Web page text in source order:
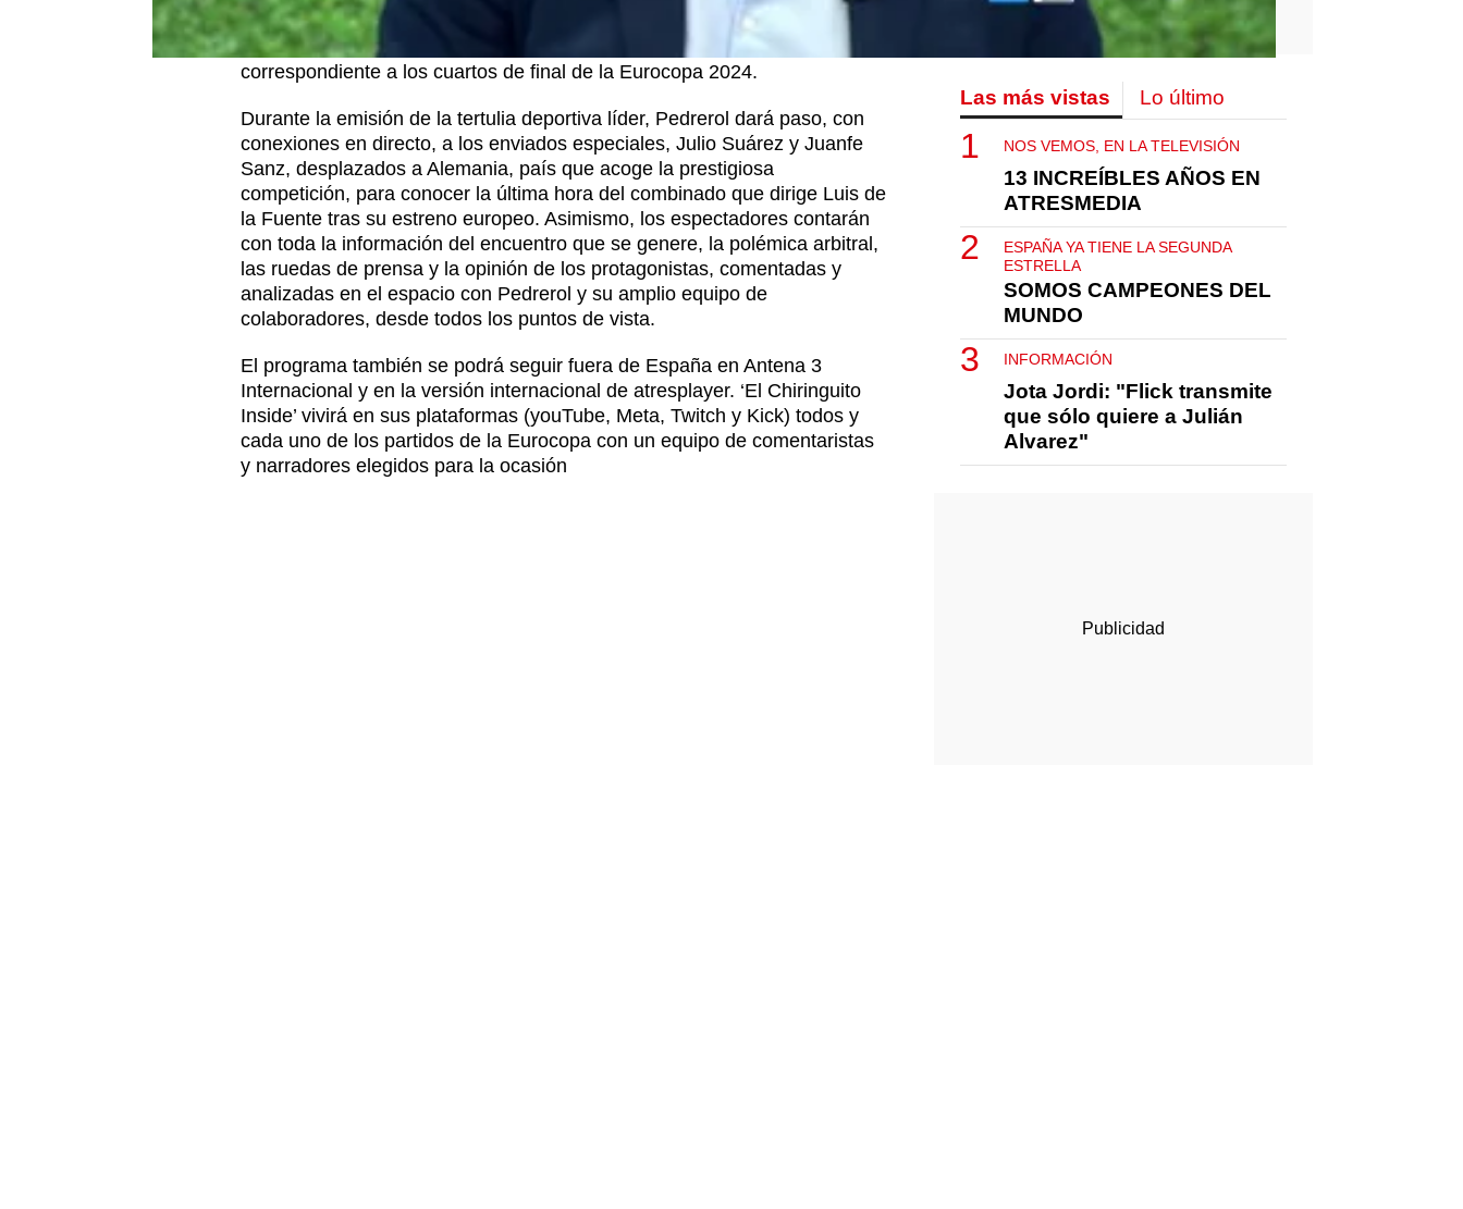
información que se genere en torno al partido que enfrentará a
España
con Alemania en el Estadio Mercedes Benz Arena de Stuttgart
correspondiente a los cuartos de final de la Eurocopa 2024.
Durante la emisión de la tertulia deportiva líder, Pedrerol dará paso, con
conexiones en directo, a los enviados especiales, Julio Suárez y Juanfe
Sanz, desplazados a Alemania, país que acoge la prestigiosa
competición, para conocer la última hora del combinado que dirige Luis de
la Fuente tras su estreno europeo. Asimismo, los espectadores contarán
con toda la información del encuentro que se genere, la polémica arbitral,
las ruedas de prensa y la opinión de los protagonistas, comentadas y
analizadas en el espacio con Pedrerol y su amplio equipo de
colaboradores, desde todos los puntos de vista.
El programa también se podrá seguir fuera de España en Antena 3
Internacional y en la versión internacional de atresplayer. ‘El Chiringuito
Inside’ vivirá en sus plataformas (youTube, Meta, Twitch y Kick) todos y
cada uno de los partidos de la Eurocopa con un equipo de comentaristas
y narradores elegidos para la ocasión
Las más vistas Lo último
NOS VEMOS, EN LA TELEVISIÓN
13 INCREÍBLES AÑOS EN
ATRESMEDIA
ESPAÑA YA TIENE LA SEGUNDA
ESTRELLA
SOMOS CAMPEONES DEL
MUNDO
INFORMACIÓN
Jota Jordi: "Flick transmite
que sólo quiere a Julián
Alvarez"